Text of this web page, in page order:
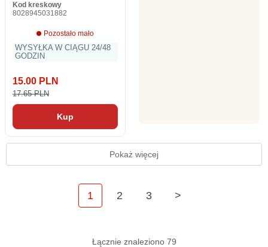
Kod kreskowy
8028945031882
Pozostało mało
WYSYŁKA W CIĄGU 24/48
GODZIN
15.00 PLN
17.65 PLN
Kup
Pokaż więcej
1 2 3 >
Łącznie znaleziono 79